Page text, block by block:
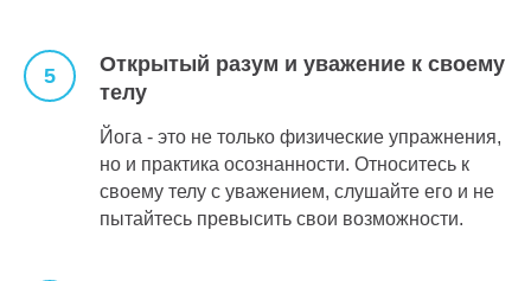
Открытый разум и уважение к своему
телу
Йога - это не только физические упражнения,
но и практика осознанности. Относитесь к
своему телу с уважением, слушайте его и не
пытайтесь превысить свои возможности.